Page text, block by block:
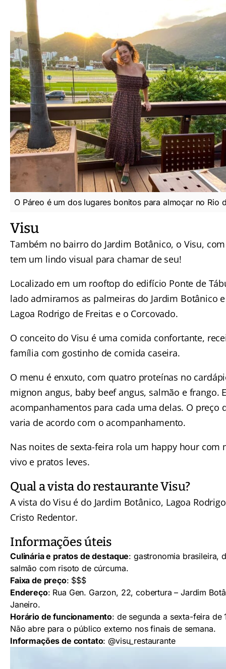
O Páreo é um dos lugares bonitos para almoçar no Rio
Visu
Também no bairro do Jardim Botânico, o Visu,
tem um lindo visual para chamar de seu!
Localizado em um rooftop do edifício Ponte de
lado admiramos as palmeiras do Jardim Botânico
Lagoa Rodrigo de Freitas e o Corcovado.
O conceito do Visu é uma comida confortante,
família com gostinho de comida caseira.
O menu é enxuto, com quatro proteínas no
mignon angus, baby beef angus, salmão e frango.
acompanhamentos para cada uma delas. O preço
varia de acordo com o acompanhamento.
Nas noites de sexta-feira rola um happy hour com
vivo e pratos leves.
Qual a vista do restaurante Visu?
A vista do Visu é do Jardim Botânico, Lagoa
Cristo Redentor.
Informações úteis
Culinária e pratos de destaque: gastronomia brasileira,
salmão com risoto de cúrcuma.
Faixa de preço: $$$
Endereço: Rua Gen. Garzon, 22, cobertura – Jardim
Janeiro.
Horário de funcionamento: de segunda a sexta-feira de
Não abre para o público externo nos finais de semana.
Informações de contato: @visu_restaurante